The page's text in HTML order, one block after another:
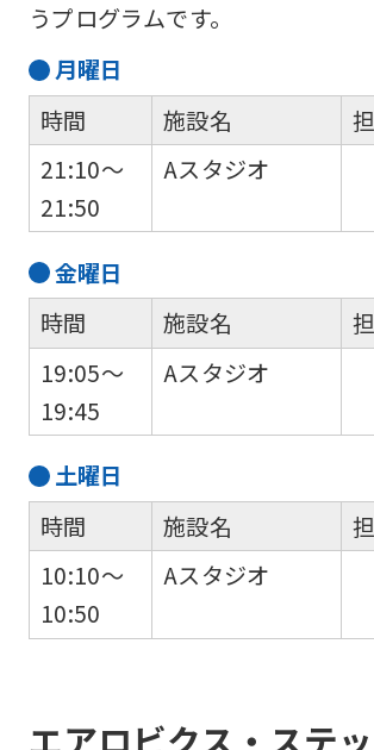
うプログラムです。
月曜日
時間
21:10～
21:50
施設名
Aスタジオ
金曜日
時間
19:05～
19:45
施設名
Aスタジオ
土曜日
時間
10:10～
10:50
施設名
Aスタジオ
エアロビクス・ステ